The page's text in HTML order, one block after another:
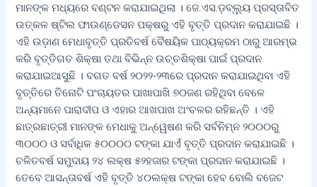
ମାନଙ୍କ ମଧ୍ୟରେ ବଣ୍ଟନ କରାଯାଇଥିଲା । ଜେ.ଏସ.ଡ଼ବ୍ଲ୍ୟୁ ପ୍ରସ୍ତାବିତ
ଉତ୍କଳ ଷ୍ଟିଲ ଫାଉଣ୍ଡେସନ ପକ୍ଷରୁ ଏହି ବୃତ୍ତି ପ୍ରଦାନ କରାଯାଇଛି ।
ଏହି ଉଡ଼ାଣ ମେଧାବୃତ୍ତି ପ୍ରତିବର୍ଷ ବୈଷୟିକ ପାଠ୍ୟକ୍ରମ ଠାରୁ ଆରମ୍ଭ
କରି ବୃତ୍ତିଗତ ଶିକ୍ଷା ତଥା ବିଭିନ୍ନ ଉଚ୍ଚଶିକ୍ଷା ପାଇଁ ପ୍ରଦାନ
କରାଯାଇଆସୁଛି । ବଗତ ବର୍ଷ ୨୦୨୨-୨୩ରେ ପ୍ରଦାନ କରାଯାଇଥିବା ଏହି
ବୃତ୍ତିରେ ତିନୋଟି ପଂଚାୟତର ପାଖାପାଖି ୭୦ଜଣ ରହିଥିବା ବେଳେ
ଅନ୍ୟମାନେ ପାରାଦୀପ ଓ ଏହାର ଆଖପାଖ ଅଂଚଳର ରହିଛନ୍ତି । ଏହି
ଛାତ୍ରଛାତ୍ରୀ ମାନଙ୍କ ମେଧାକୁ ଅନ୍ୱେଷଣ କରି ସର୍ବନିମ୍ନ ୨୦୦୦ରୁ
୩୦୦୦ ଓ ସର୍ବାଧିକ ୫୦୦୦୦ ଟଙ୍କା ଯାଏଁ ବୃତ୍ତି ପ୍ରଦାନ କରାଯାଇଛି ।
ଚଳିତବର୍ଷ ସମୁଦାୟ ୨୪ ଲକ୍ଷ ୫୨ହଜାର ଟଙ୍କା ପ୍ରଦାନ କରାଯାଇଛି ।
ତେବେ ଆସନ୍ତାବର୍ଷ ଏହି ବୃତ୍ତି ୪୦ଲକ୍ଷ ଟଙ୍କା ହେବ ବୋଲି ବଜେଟ